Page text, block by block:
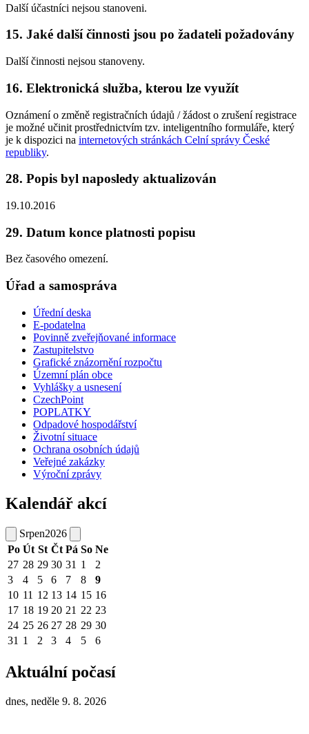
Další účastníci nejsou stanoveni.
15. Jaké další činnosti jsou po žadateli požadovány
Další činnosti nejsou stanoveny.
16. Elektronická služba, kterou lze využít
Oznámení o změně registračních údajů / žádost o zrušení registrace
je možné učinit prostřednictvím tzv. inteligentního formuláře, který
je k dispozici na internetových stránkách Celní správy České
republiky.
28. Popis byl naposledy aktualizován
19.10.2016
29. Datum konce platnosti popisu
Bez časového omezení.
Úřad a samospráva
Úřední deska
E-podatelna
Povinně zveřejňované informace
Zastupitelstvo
Grafické znázornění rozpočtu
Územní plán obce
Vyhlášky a usnesení
CzechPoint
POPLATKY
Odpadové hospodářství
Životní situace
Ochrana osobních údajů
Veřejné zakázky
Výroční zprávy
Kalendář akcí
Srpen2026
Po Út St Čt Pá So Ne
27 28 29 30 31 1
2
3
4 5 6 7 8
9
10 11 12 13 14 15 16
17 18 19 20 21 22 23
24 25 26 27 28 29 30
31 1 2 3 4 5 6
Aktuální počasí
dnes, neděle 9. 8. 2026